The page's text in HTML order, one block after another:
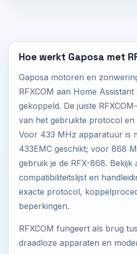
Hoe werkt Gaposa met
Gaposa motoren en
RFXCOM aan Home
gekoppeld. De juiste
van het gebruikte protocol en
Voor 433 MHz apparatuur is
433EMC geschikt; voor 868
gebruik je de RFX-868. Bekijk
compatibiliteitslijst en
exacte protocol,
beperkingen.
RFXCOM fungeert als brug
draadloze apparaten en